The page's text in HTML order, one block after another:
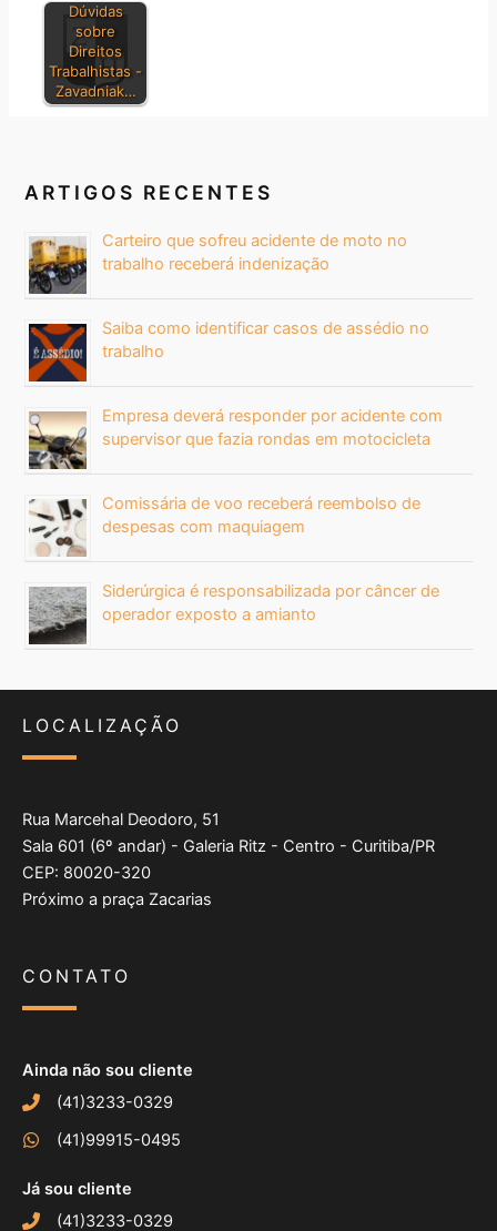
Dúvidas
sobre
Direitos
Trabalhistas -
Zavadniak…
ARTIGOS RECENTES
Carteiro que sofreu acidente de moto no
trabalho receberá indenização
Saiba como identificar casos de assédio no
trabalho
Empresa deverá responder por acidente com
supervisor que fazia rondas em motocicleta
Comissária de voo receberá reembolso de
despesas com maquiagem
Siderúrgica é responsabilizada por câncer de
operador exposto a amianto
LOCALIZAÇÃO
Rua Marcehal Deodoro, 51
Sala 601 (6º andar) - Galeria Ritz - Centro - Curitiba/PR
CEP: 80020-320
Próximo a praça Zacarias
CONTATO
Ainda não sou cliente
(41)3233-0329
(41)99915-0495
Já sou cliente
(41)3233-0329